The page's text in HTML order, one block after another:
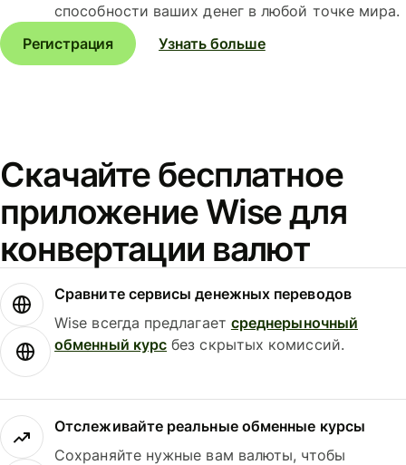
способности ваших денег в любой точке мира.
Регистрация
Узнать больше
Скачайте бесплатное
приложение Wise для
конвертации валют
Сравните сервисы денежных переводов
Wise всегда предлагает среднерыночный
обменный курс без скрытых комиссий.
Отслеживайте реальные обменные курсы
Сохраняйте нужные вам валюты, чтобы